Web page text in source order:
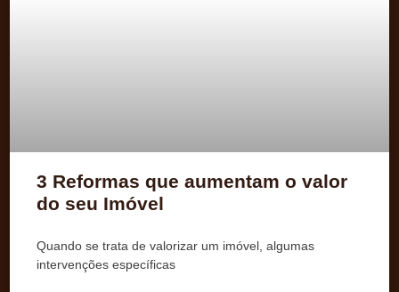
3 Reformas que aumentam o valor
do seu Imóvel
Quando se trata de valorizar um imóvel, algumas
intervenções específicas